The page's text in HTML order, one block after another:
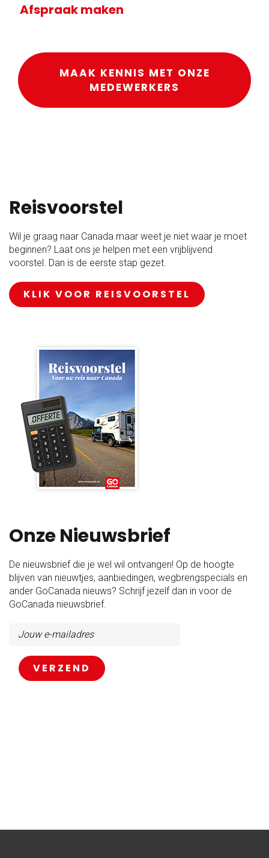
Afspraak maken
MAAK KENNIS MET ONZE
MEDEWERKERS
Reisvoorstel
Wil je graag naar Canada maar weet je niet waar je moet
beginnen? Laat ons je helpen met een vrijblijvend
voorstel. Dan is de eerste stap gezet.
KLIK VOOR REISVOORSTEL
Onze Nieuwsbrief
De nieuwsbrief die je wel wil ontvangen! Op de hoogte
blijven van nieuwtjes, aanbiedingen, wegbrengspecials en
ander GoCanada nieuws? Schrijf jezelf dan in voor de
GoCanada nieuwsbrief.